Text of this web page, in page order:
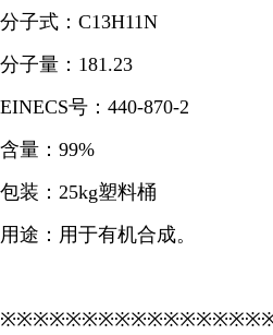
分子式：C13H11N
分子量：181.23
EINECS号：440-870-2
含量：99%
包装：25kg塑料桶
用途：用于有机合成。